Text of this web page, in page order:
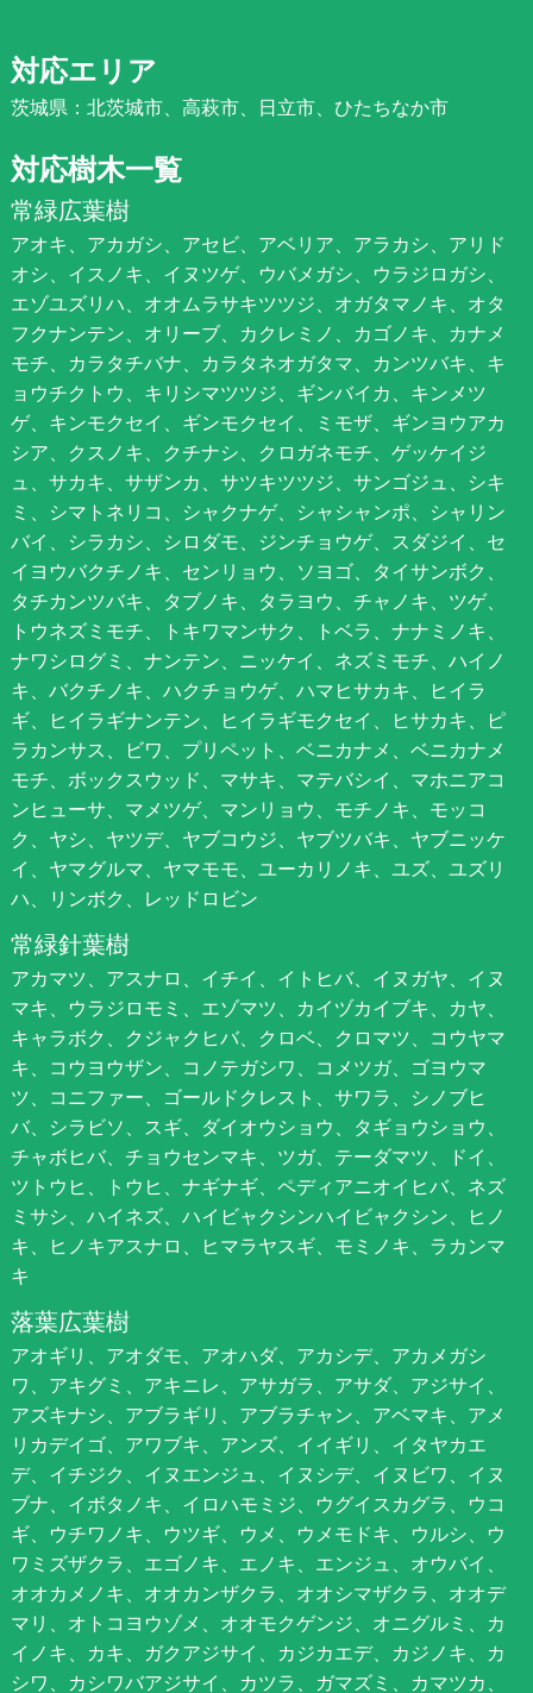
対応エリア
茨城県：北茨城市、高萩市、日立市、ひたちなか市
対応樹木一覧
常緑広葉樹
アオキ、アカガシ、アセビ、アベリア、アラカシ、アリド
オシ、イスノキ、イヌツゲ、ウバメガシ、ウラジロガシ、
エゾユズリハ、オオムラサキツツジ、オガタマノキ、オタ
フクナンテン、オリーブ、カクレミノ、カゴノキ、カナメ
モチ、カラタチバナ、カラタネオガタマ、カンツバキ、キ
ョウチクトウ、キリシマツツジ、ギンバイカ、キンメツ
ゲ、キンモクセイ、ギンモクセイ、ミモザ、ギンヨウアカ
シア、クスノキ、クチナシ、クロガネモチ、ゲッケイジ
ュ、サカキ、サザンカ、サツキツツジ、サンゴジュ、シキ
ミ、シマトネリコ、シャクナゲ、シャシャンポ、シャリン
バイ、シラカシ、シロダモ、ジンチョウゲ、スダジイ、セ
イヨウバクチノキ、センリョウ、ソヨゴ、タイサンボク、
タチカンツバキ、タブノキ、タラヨウ、チャノキ、ツゲ、
トウネズミモチ、トキワマンサク、トベラ、ナナミノキ、
ナワシログミ、ナンテン、ニッケイ、ネズミモチ、ハイノ
キ、バクチノキ、ハクチョウゲ、ハマヒサカキ、ヒイラ
ギ、ヒイラギナンテン、ヒイラギモクセイ、ヒサカキ、ピ
ラカンサス、ビワ、プリペット、ベニカナメ、ベニカナメ
モチ、ボックスウッド、マサキ、マテバシイ、マホニアコ
ンヒューサ、マメツゲ、マンリョウ、モチノキ、モッコ
ク、ヤシ、ヤツデ、ヤブコウジ、ヤブツバキ、ヤブニッケ
イ、ヤマグルマ、ヤマモモ、ユーカリノキ、ユズ、ユズリ
ハ、リンボク、レッドロビン
常緑針葉樹
アカマツ、アスナロ、イチイ、イトヒバ、イヌガヤ、イヌ
マキ、ウラジロモミ、エゾマツ、カイヅカイブキ、カヤ、
キャラボク、クジャクヒバ、クロベ、クロマツ、コウヤマ
キ、コウヨウザン、コノテガシワ、コメツガ、ゴヨウマ
ツ、コニファー、ゴールドクレスト、サワラ、シノブヒ
バ、シラビソ、スギ、ダイオウショウ、タギョウショウ、
チャボヒバ、チョウセンマキ、ツガ、テーダマツ、ドイ、
ツトウヒ、トウヒ、ナギナギ、ペディアニオイヒバ、ネズ
ミサシ、ハイネズ、ハイビャクシンハイビャクシン、ヒノ
キ、ヒノキアスナロ、ヒマラヤスギ、モミノキ、ラカンマ
キ
落葉広葉樹
アオギリ、アオダモ、アオハダ、アカシデ、アカメガシ
ワ、アキグミ、アキニレ、アサガラ、アサダ、アジサイ、
アズキナシ、アブラギリ、アブラチャン、アベマキ、アメ
リカデイゴ、アワブキ、アンズ、イイギリ、イタヤカエ
デ、イチジク、イヌエンジュ、イヌシデ、イヌビワ、イヌ
ブナ、イボタノキ、イロハモミジ、ウグイスカグラ、ウコ
ギ、ウチワノキ、ウツギ、ウメ、ウメモドキ、ウルシ、ウ
ワミズザクラ、エゴノキ、エノキ、エンジュ、オウバイ、
オオカメノキ、オオカンザクラ、オオシマザクラ、オオデ
マリ、オトコヨウゾメ、オオモクゲンジ、オニグルミ、カ
イノキ、カキ、ガクアジサイ、カジカエデ、カジノキ、カ
シワ、カシワバアジサイ、カツラ、ガマズミ、カマツカ、